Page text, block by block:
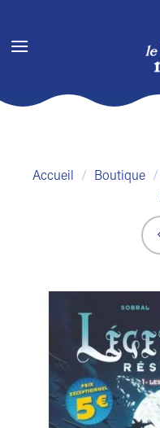
contenu
Accueil / Boutique /